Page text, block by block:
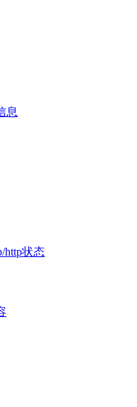
息
http状态